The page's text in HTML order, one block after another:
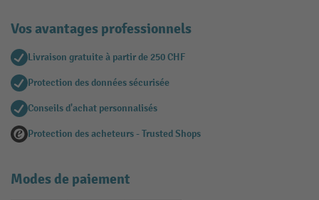
Vos avantages professionnels
Livraison gratuite à partir de 250 CHF
Protection des données sécurisée
Conseils d'achat personnalisés
Protection des acheteurs - Trusted Shops
Modes de paiement